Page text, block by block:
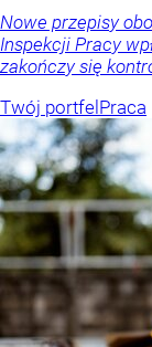
Nowe przepisy
Inspekcji Pracy
zakończy się
Twój portfelPraca